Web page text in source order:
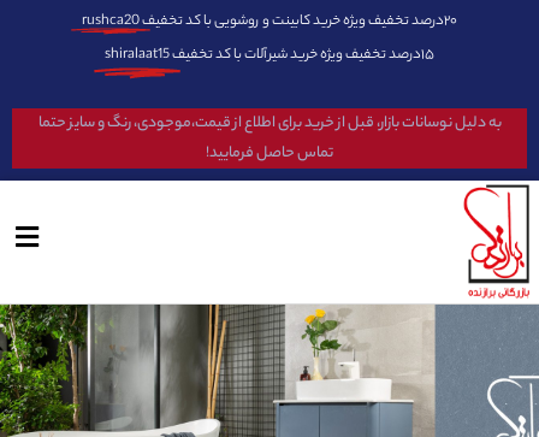
۲۰درصد تخفیف ویژه خرید کابینت و روشویی با کد تخفیف
rushca20
۱۵درصد تخفیف ویژه خرید شیرآلات با کد تخفیف
shiralaat15
به دلیل نوسانات بازار، قبل از خرید برای اطلاع از قیمت،موجودی، رنگ و سایز حتما
تماس حاصل فرمایید!